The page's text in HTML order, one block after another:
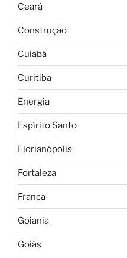
Ceará
Construção
Cuiabá
Curitiba
Energia
Espírito Santo
Florianópolis
Fortaleza
Franca
Goiania
Goiás